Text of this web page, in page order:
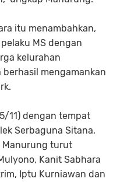
itu menambahkan,
MS dengan
kelurahan
mengamankan
11) dengan tempat
Serbaguna Sitana,
Manurung turut
Kanit Sabhara
Iptu Kurniawan dan